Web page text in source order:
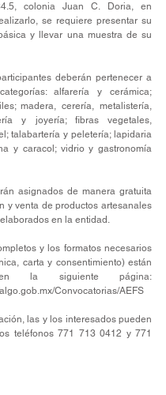
colonia Juan C. Doria, en
se requiere presentar su
y llevar una muestra de su
deberán pertenecer a
alfarería y cerámica;
madera, cerería, metalistería,
y joyería; fibras vegetales,
talabartería y peletería; lapidaria
y caracol; vidrio y gastronomía
asignados de manera gratuita
y venta de productos artesanales
en la entidad.
y los formatos necesarios
carta y consentimiento) están
Convocatorias/AEFS
las y los interesados pueden
teléfonos 771 713 0412 y 771